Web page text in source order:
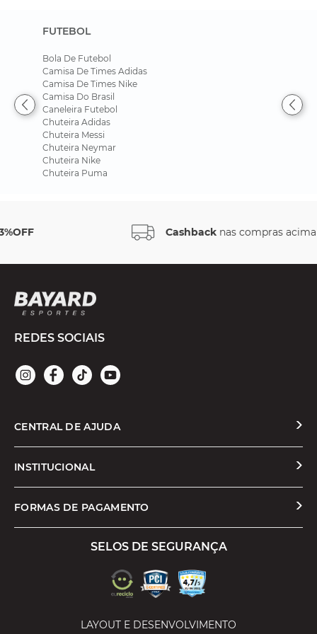
FUTEBOL
Bola De Futebol
Camisa De Times Adidas
Camisa De Times Nike
Camisa Do Brasil
Caneleira Futebol
Chuteira Adidas
Chuteira Messi
Chuteira Neymar
Chuteira Nike
Chuteira Puma
nas compras acima de R$ 500*
REDES SOCIAIS
CENTRAL DE AJUDA
Solicitar Troca ou Devolução
Formas de Pagamento
INSTITUCIONAL
Quem Somos
Política de Privacidade
FORMAS DE PAGAMENTO
SELOS DE SEGURANÇA
LAYOUT E DESENVOLVIMENTO